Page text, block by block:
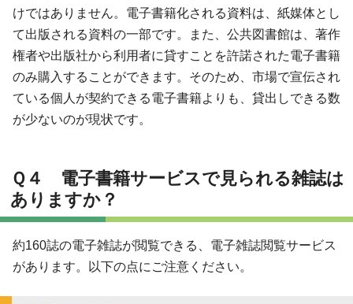
けではありません。電子書籍化される資料は、紙媒体とし
て出版される資料の一部です。また、公共図書館は、著作
権者や出版社から利用者に貸すことを許諾された電子書籍
のみ購入することができます。そのため、市場で宣伝され
ている個人が契約できる電子書籍よりも、貸出しできる数
が少ないのが現状です。
Ｑ４ 電子書籍サービスで見られる雑誌は
ありますか？
約160誌の電子雑誌が閲覧できる、電子雑誌閲覧サービス
があります。以下の点にご注意ください。